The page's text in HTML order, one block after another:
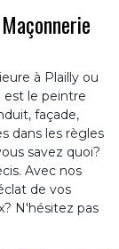
à Plailly ou
est le peintre
façade,
dans les règles
savez quoi?
Avec nos
de vos
N'hésitez pas